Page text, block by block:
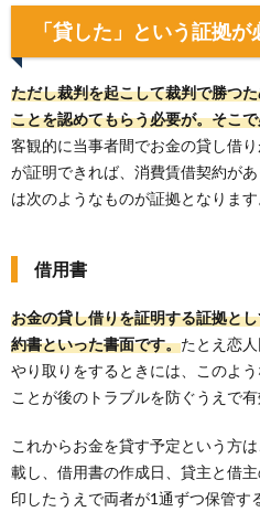
「貸した」という証拠が
ただし裁判を起こして裁判で勝つ
ことを認めてもらう必要が。そこ
客観的に当事者間でお金の貸し借
が証明できれば、消費賃借契約が
は次のようなものが証拠となります
借用書
お金の貸し借りを証明する証拠と
約書といった書面です。たとえ恋
やり取りをするときには、このよ
ことが後のトラブルを防ぐうえで有
これからお金を貸す予定という方
載し、借用書の作成日、貸主と借
印したうえで両者が1通ずつ保管す